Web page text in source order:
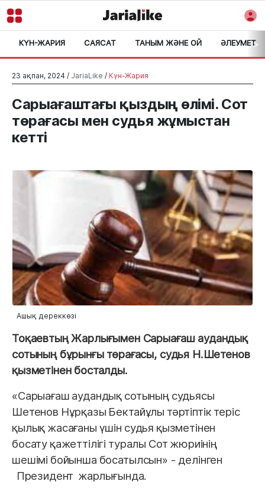
КҮН-ЖАРИЯ САЯСАТ ТАНЫМ ЖӘНЕ ОЙ ӘЛЕУМЕТ>
23 ақпан, 2024 / JariaLike / Күн-Жария
Сарыағаштағы қыздың өлімі. Сот
төрағасы мен судья жұмыстан
кетті
Ашық дереккөзі
ТоқаевтыңЖарлығымен Сарыағаш аудандық
сотының бұрынғы төрағасы, судья Н.Шетенов
қызметінен босталды.
«Сарыағаш аудандық сотының судьясы
Шетенов Нұрқазы Бектайұлы тәртіптік теріс
қылық жасағаны үшін судья қызметінен
босату қажеттілігі туралы Сот жюриінің
шешімі бойынша босатылсын» - делінген
Президент жарлығында.